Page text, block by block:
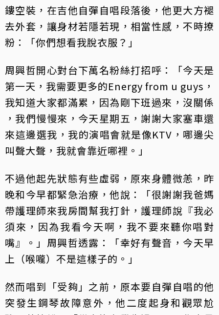
鏤空裝，在吉他自彈自唱段落後，他更大方褪
去外套，讓身材若隱若現，相當性感，不時撩
粉：「你們想看我脫衣服？」
周興哲開心對台下萬名粉絲打招呼：「今天是
第一天，我需要更多的Energy from u guys，
我知道大家都滿累，因為剛下班過來，沒關係
，我們慢慢來，今天星期五，謝謝大家塞車還
來這邊選我，我的演唱會就是像KTV，哪邊尖
叫聲大聲，我就會靠近哪裡。」
不過他起先狀態有些虛弱，原來身體微恙，昨
晚和今早都緊急治療，他說：「很謝謝我爸媽
帶護理師來我房間幫我打針，護理師說『我必
須來，因為我看今天啊，我不要來聽你唱對
嘴』。」周興哲透露：「幸好有聲音，今天早
上（喉嚨）不是這樣子的。」
然而唱到「受夠」之前，原本要自彈自唱的他
突發生鋼琴故障意外，他二度起身和觀眾尬